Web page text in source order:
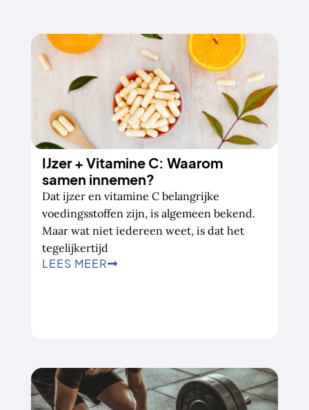
IJzer + Vitamine C: Waarom
samen innemen?
Dat ijzer en vitamine C belangrijke
voedingsstoffen zijn, is algemeen bekend.
Maar wat niet iedereen weet, is dat het
tegelijkertijd
LEES MEER